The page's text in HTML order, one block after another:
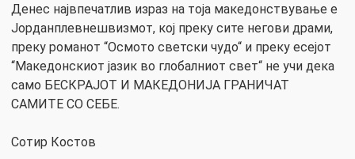
Денес највпечатлив израз на тоја македонствување е
Јорданплевнешвизмот, кој преку сите негови драми,
преку романот “Осмото светски чудо“ и преку есејот
“Македонскиот јазик во глобалниот свет“ не учи дека
само БЕСКРАЈОТ И МАКЕДОНИЈА ГРАНИЧАТ
САМИТЕ СО СЕБЕ.
Сотир Костов